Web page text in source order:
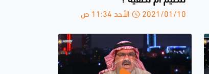
2021/01/10 الأحد 11:34 ص